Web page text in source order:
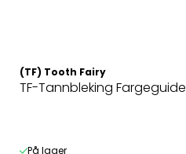
(TF) Tooth Fairy
TF-Tannbleking Fargeguide
På lager